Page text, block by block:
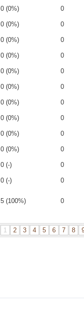
0 (0%) 0
0 (0%) 0
0 (0%) 0
0 (0%) 0
0 (0%) 0
0 (0%) 0
0 (0%) 0
0 (0%) 0
0 (0%) 0
0 (0%) 0
0 (-) 0
0 (-) 0
5 (100%) 0
1 2 3 4 5 6 7 8